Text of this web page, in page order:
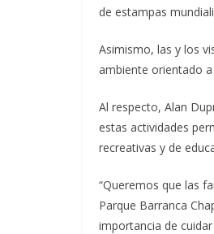
de estampas
Asimismo, las y los
ambiente orientado
Al respecto, Alan
estas actividades
recreativas y de
“Queremos que las
Parque Barranca
importancia de